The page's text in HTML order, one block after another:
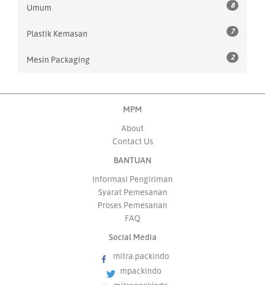
Umum 8
Plastik Kemasan 7
Mesin Packaging 2
MPM
About
Contact Us
BANTUAN
Informasi Pengiriman
Syarat Pemesanan
Proses Pemesanan
FAQ
Social Media
mitra.packindo
mpackindo